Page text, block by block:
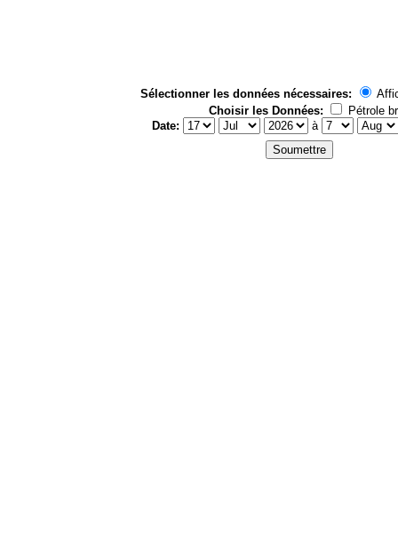
Sélectionner les données nécessaires:
Choisir les Données:
Pétrole
Date:
à